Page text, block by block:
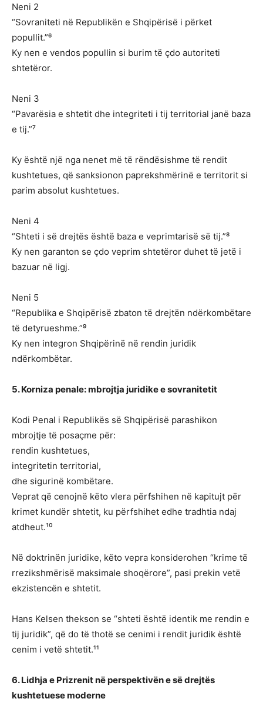
Neni 2
“Sovraniteti në Republikën e Shqipërisë i përket
popullit.”⁶
Ky nen e vendos popullin si burim të çdo autoriteti
shtetëror.
Neni 3
“Pavarësia e shtetit dhe integriteti i tij territorial janë baza
e tij.”⁷
Ky është një nga nenet më të rëndësishme të rendit
kushtetues, që sanksionon paprekshmërinë e territorit si
parim absolut kushtetues.
Neni 4
“Shteti i së drejtës është baza e veprimtarisë së tij.”⁸
Ky nen garanton se çdo veprim shtetëror duhet të jetë i
bazuar në ligj.
Neni 5
“Republika e Shqipërisë zbaton të drejtën ndërkombëtare
të detyrueshme.”⁹
Ky nen integron Shqipërinë në rendin juridik
ndërkombëtar.
5. Korniza penale: mbrojtja juridike e sovranitetit
Kodi Penal i Republikës së Shqipërisë parashikon
mbrojtje të posaçme për:
rendin kushtetues,
integritetin territorial,
dhe sigurinë kombëtare.
Veprat që cenojnë këto vlera përfshihen në kapitujt për
krimet kundër shtetit, ku përfshihet edhe tradhtia ndaj
atdheut.¹⁰
Në doktrinën juridike, këto vepra konsiderohen “krime të
rrezikshmërisë maksimale shoqërore”, pasi prekin vetë
ekzistencën e shtetit.
Hans Kelsen thekson se “shteti është identik me rendin e
tij juridik”, që do të thotë se cenimi i rendit juridik është
cenim i vetë shtetit.¹¹
6. Lidhja e Prizrenit në perspektivën e së drejtës
kushtetuese moderne